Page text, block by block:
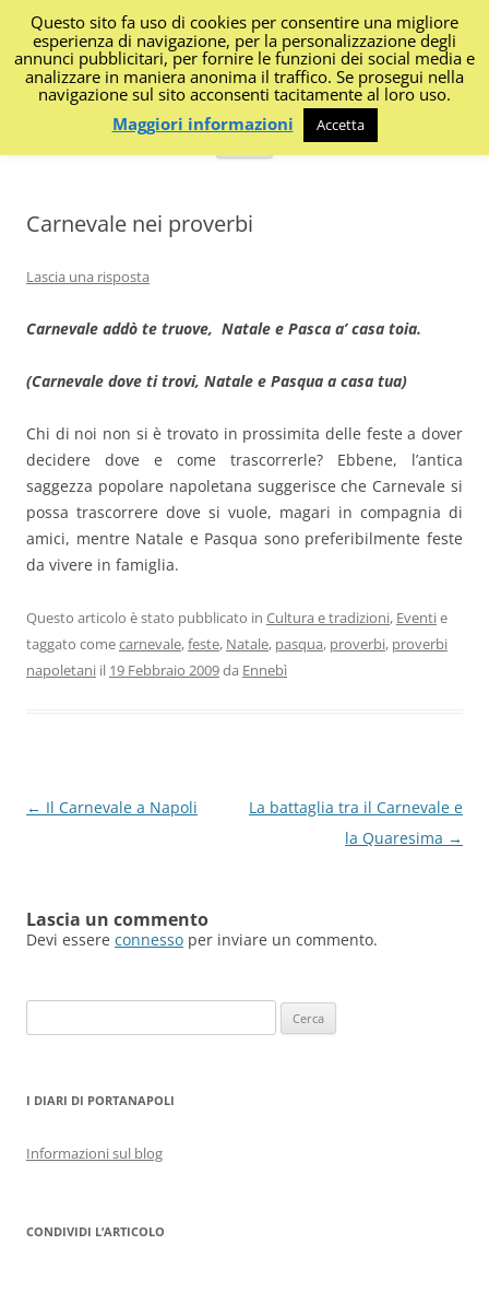
I Diari di Portanapoli
Impressioni, sapori, colori dalla regione
Vai
Carnevale nei proverbi
Lascia una risposta
Carnevale addò te truove, Natale e Pasca a’ casa toia.
(Carnevale dove ti trovi, Natale e Pasqua a casa tua)
Chi di noi non si è trovato in prossimita delle feste a dover
decidere dove e come trascorrerle? Ebbene, l’antica
saggezza popolare napoletana suggerisce che Carnevale si
possa trascorrere dove si vuole, magari in compagnia di
amici, mentre Natale e Pasqua sono preferibilmente feste
da vivere in famiglia.
Questo articolo è stato pubblicato in Cultura e tradizioni, Eventie
taggato comecarnevale,feste, Natale, pasqua, proverbi, proverbi
napoletani il 19 Febbraio 2009da Ennebì
Navigazione
← Il Carnevale a Napoli
La battaglia tra il Carnevale e
la Quaresima →
Lascia un commento
Devi essere connesso per inviare un commento.
per:
I DIARI DI PORTANAPOLI
Informazioni sul blog
CONDIVIDI L’ARTICOLO
Questo sito fa uso di cookies per consentire una migliore
esperienza di navigazione, per la personalizzazione degli
annunci pubblicitari, per fornire le funzioni dei social media e
analizzare in maniera anonima il traffico. Se prosegui nella
navigazione sul sito acconsenti tacitamente al loro uso.
Maggiori informazioni
Accetta